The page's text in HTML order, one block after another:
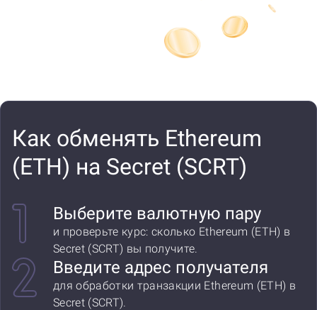
Как обменять Ethereum
(ETH) на Secret (SCRT)
Выберите валютную пару
и проверьте курс: сколько Ethereum (ETH) в
Secret (SCRT) вы получите.
Введите адрес получателя
для обработки транзакции Ethereum (ETH) в
Secret (SCRT).